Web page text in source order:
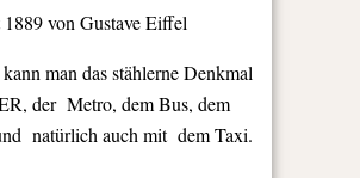
von Gustave Eiffel
man das stählerne Denkmal
der Metro, dem Bus, dem
natürlich auch mit dem Taxi.